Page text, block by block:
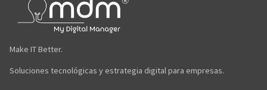
Make IT Better.
Soluciones tecnológicas y estrategia digital para empresas.